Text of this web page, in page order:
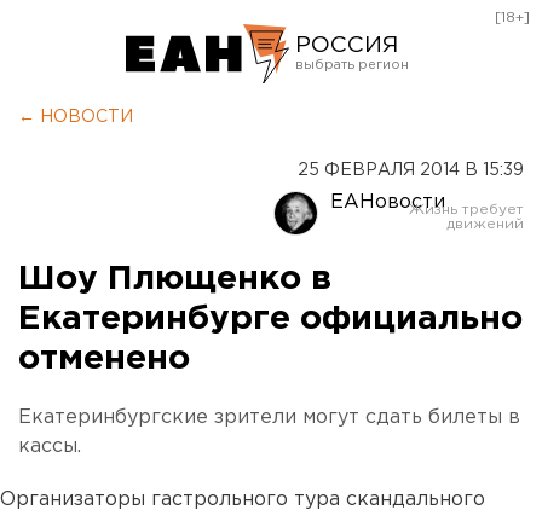
РОССИЯ
Оренбург
[18+]
← НОВОСТИ
25 ФЕВРАЛЯ 2014 В 15:39
ЕАНовости
Шоу Плющенко в
Екатеринбурге официально
отменено
Екатеринбургские зрители могут сдать билеты в
кассы.
Организаторы гастрольного тура скандального